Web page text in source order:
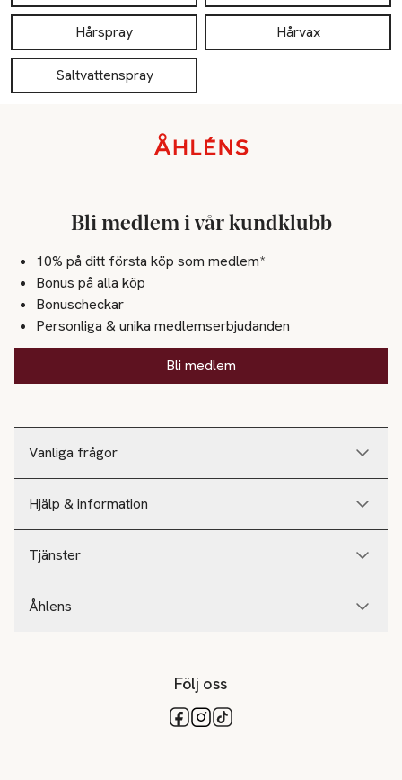
Hårspray Hårvax
Saltvattenspray
Vanliga frågor
Hjälp & information
Tjänster
Åhlens
Bli medlem i vår kundklubb
10% på ditt första köp som medlem*
Bonus på alla köp
Bonuscheckar
Personliga & unika medlemserbjudanden
Bli medlem
Följ oss